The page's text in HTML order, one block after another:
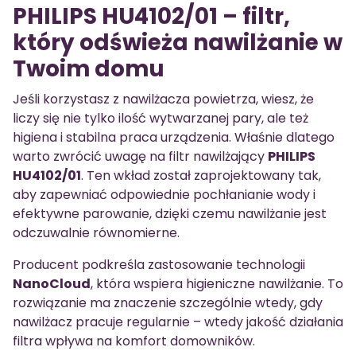
PHILIPS HU4102/01 – filtr,
który odświeża nawilżanie w
Twoim domu
Jeśli korzystasz z nawilżacza powietrza, wiesz, że
liczy się nie tylko ilość wytwarzanej pary, ale też
higiena i stabilna praca urządzenia. Właśnie dlatego
warto zwrócić uwagę na filtr nawilżający PHILIPS
HU4102/01. Ten wkład został zaprojektowany tak,
aby zapewniać odpowiednie pochłanianie wody i
efektywne parowanie, dzięki czemu nawilżanie jest
odczuwalnie równomierne.
Producent podkreśla zastosowanie technologii
NanoCloud, która wspiera higieniczne nawilżanie. To
rozwiązanie ma znaczenie szczególnie wtedy, gdy
nawilżacz pracuje regularnie – wtedy jakość działania
filtra wpływa na komfort domowników.